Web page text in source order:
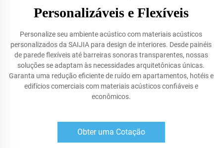
Personalizáveis e Flexíveis
Personalize seu ambiente acústico com materiais acústicos
personalizados da SAIJIA para design de interiores. Desde painéis
de parede flexíveis até barreiras sonoras transparentes, nossas
soluções se adaptam às necessidades arquitetônicas únicas.
Garanta uma redução eficiente de ruído em apartamentos, hotéis e
edifícios comerciais com materiais acústicos confiáveis e
econômicos.
Obter uma Cotação